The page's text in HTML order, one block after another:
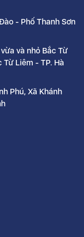
- Phố Thanh Sơn
và nhỏ Bắc Từ
Từ Liêm - TP. Hà
Phú, Xã Khánh